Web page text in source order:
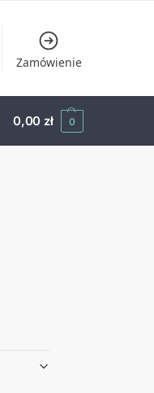
Zamówienie
0,00 zł 0